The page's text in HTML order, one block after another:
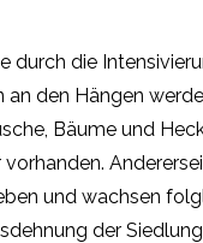
durch die
den Hängen
Bäume und
und wachsen
der